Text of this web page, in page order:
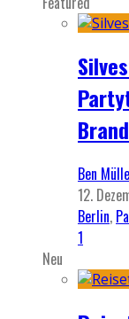
Ben
12.
Berlin,
1
Neu